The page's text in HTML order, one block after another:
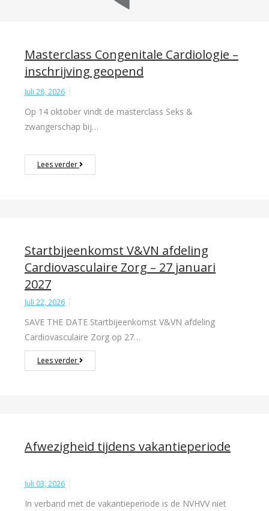
Masterclass Congenitale Cardiologie –
inschrijving geopend
Juli 28, 2026
Op 14 oktober vindt de masterclass Seks &
zwangerschap bij…
Lees verder
Startbijeenkomst V&VN afdeling
Cardiovasculaire Zorg – 27 januari
2027
Juli 22, 2026
SAVE THE DATE Startbijeenkomst V&VN afdeling
Cardiovasculaire Zorg op 27…
Lees verder
Afwezigheid tijdens vakantieperiode
Juli 03, 2026
In verband met de vakantieperiode is de NVHVV niet